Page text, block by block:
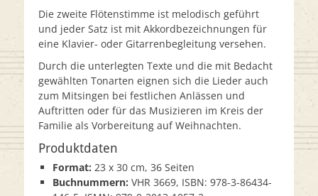
Die zweite Flötenstimme ist melodisch geführt
und jeder Satz ist mit Akkordbezeichnungen für
eine Klavier- oder Gitarrenbegleitung versehen.
Durch die unterlegten Texte und die mit Bedacht
gewählten Tonarten eignen sich die Lieder auch
zum Mitsingen bei festlichen Anlässen und
Auftritten oder für das Musizieren im Kreis der
Familie als Vorbereitung auf Weihnachten.
Produktdaten
Format: 23 x 30 cm, 36 Seiten
Buchnummern: VHR 3669, ISBN: 978-3-86434-